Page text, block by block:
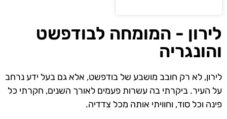
לירון - המומחה לבודפשט
והונגריה
לירון, לא רק חובב מושבע של בודפשט, אלא גם בעל ידע נרחב
על העיר. ביקרתי בה עשרות פעמים לאורך השנים, חקרתי כל
פינה וכל סוד, וחוויתי אותה מכל צדדיה.